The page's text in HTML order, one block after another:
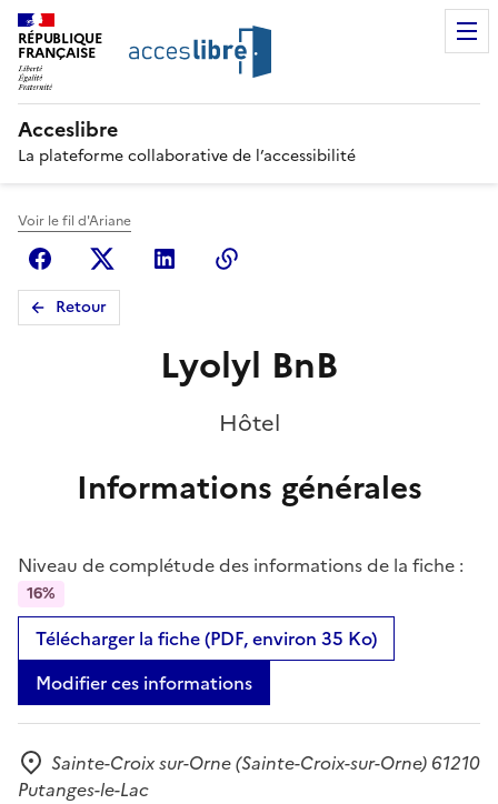
RÉPUBLIQUE
FRANÇAISE
Acceslibre
La plateforme collaborative de l’accessibilité
Voir le fil d'Ariane
FacebookX (anciennement Twitter)
Linkedin
Retour
Lyolyl BnB
Hôtel
Informations générales
Niveau de complétude des informations de la fiche :
16%
Télécharger la fiche (PDF, environ 35 Ko)
Modifier ces informations
Adresse
Sainte-Croix sur-Orne (Sainte-Croix-sur-Orne) 61210
Putanges-le-Lac